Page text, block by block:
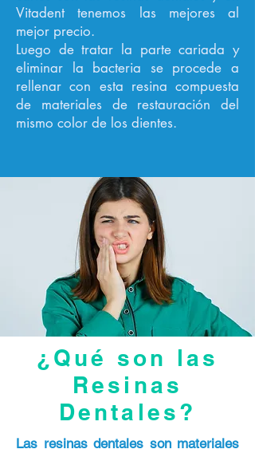
Vitadent tenemos las mejores al
mejor precio.
Luego de tratar la parte cariada y
eliminar la bacteria se procede a
rellenar con esta resina compuesta
de materiales de restauración del
mismo color de los dientes.
¿Qué son las
Resinas
Dentales?
Las resinas dentales son materiales